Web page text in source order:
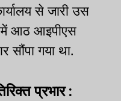
से जारी उस
आठ आइपीएस
सौंपा गया था.
प्रभार :